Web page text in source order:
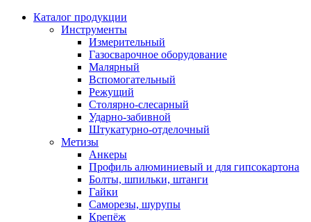
Каталог продукции
Инструменты
Измерительный
Газосварочное оборудование
Малярный
Вспомогательный
Режущий
Столярно-слесарный
Ударно-забивной
Штукатурно-отделочный
Метизы
Анкеры
Профиль алюминиевый и для гипсокартона
Болты, шпильки, штанги
Гайки
Саморезы, шурупы
Крепёж